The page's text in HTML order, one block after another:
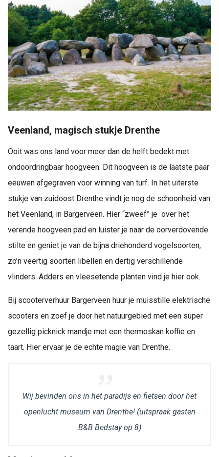
Veenland, magisch stukje Drenthe
Ooit was ons land voor meer dan de helft bedekt met
ondoordringbaar hoogveen. Dit hoogveen is de laatste paar
eeuwen afgegraven voor winning van turf. In het uiterste
stukje van zuidoost Drenthe vindt je nog de schoonheid van
het Veenland, in Bargerveen. Hier “zweef” je over het
verende hoogveen pad en luister je naar de oorverdovende
stilte en geniet je van de bijna driehonderd vogelsoorten,
zo’n veertig soorten libellen en dertig verschillende
vlinders. Adders en vleesetende planten vind je hier ook.
Bij scooterverhuur Bargerveen huur je muisstille elektrische
scooters en zoef je door het natuurgebied met een super
gezellig picknick mandje met een thermoskan koffie en
taart. Hier ervaar je de echte magie van Drenthe.
Wij bevinden ons in het paradijs en fietsen door het
openlucht museum van Drenthe! (uitspraak gasten
B&B Bedstay op 8)